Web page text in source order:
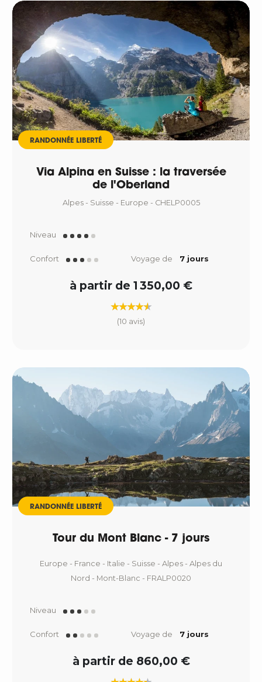
RANDONNÉE LIBERTÉ
Via Alpina en Suisse : la traversée
de l'Oberland
Alpes - Suisse - Europe - CHELP0005
Niveau
Confort Voyage de 7 jours
à partir de 1 350,00 €
(10 avis)
RANDONNÉE LIBERTÉ
Tour du Mont Blanc - 7 jours
Europe - France - Italie - Suisse - Alpes - Alpes du
Nord - Mont-Blanc - FRALP0020
Niveau
Confort Voyage de 7 jours
à partir de 860,00 €